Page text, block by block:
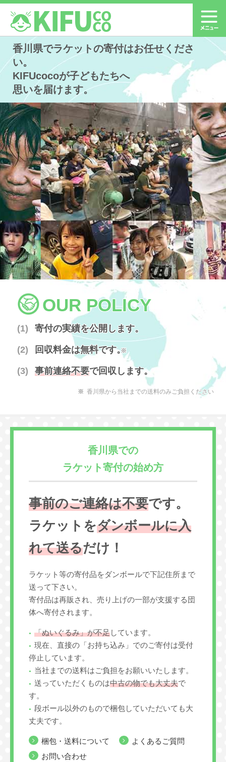
香川県でラケットの寄付はお任せくださ
い。
KIFUcocoが子どもたちへ
思いを届けます。
OUR POLICY
寄付の実績を公開します。
回収料金は無料です。
※
事前連絡不要で回収します。
香川県から当社までの送料のみご負担ください
香川県での
ラケット寄付の始め方
事前のご連絡は不要です。
ラケットをダンボールに入
れて送るだけ！
ラケット等の寄付品をダンボールで下記住所まで
送って下さい。
寄付品は再販され、売り上げの一部が支援する団
体へ寄付されます。
「ぬいぐるみ」が不足しています。
現在、直接の「お持ち込み」でのご寄付は受付
停止しています。
当社までの送料はご負担をお願いいたします。
送っていただくものは中古の物でも大丈夫で
す。
段ボール以外のもので梱包していただいても大
丈夫です。
梱包・送料について
よくあるご質問
お問い合わせ